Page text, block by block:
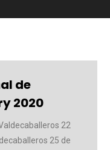
de
2020
22
25 de